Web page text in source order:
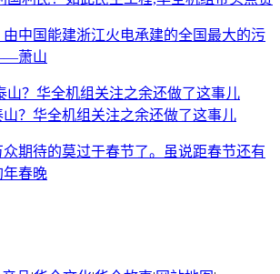
由中国能建浙江火电承建的全国最大的污
萧山
山？华全机组关注之余还做了这事儿
期待的莫过于春节了。虽说距春节还有
年春晚